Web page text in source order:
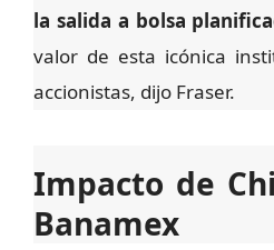
la salida a bolsa
valor de esta icónica
accionistas, dijo Fraser.
Impacto de
Banamex